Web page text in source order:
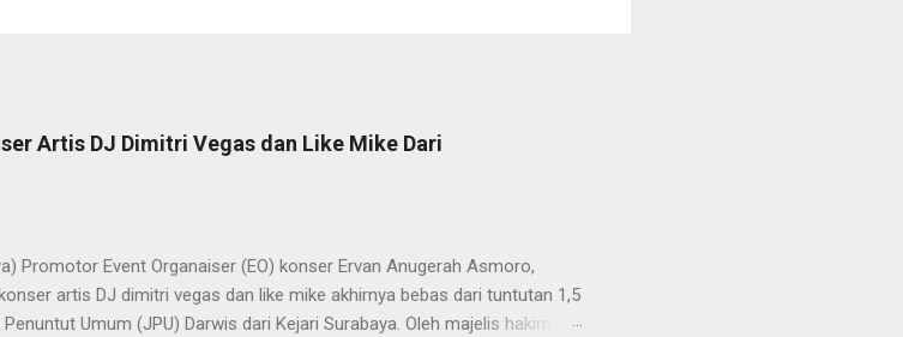
Artis DJ Dimitri Vegas dan Like Mike Dari
Promotor Event Organaiser (EO) konser Ervan Anugerah Asmoro,
artis DJ dimitri vegas dan like mike akhirnya bebas dari tuntutan 1,5
Umum (JPU) Darwis dari Kejari Surabaya. Oleh majelis hakim